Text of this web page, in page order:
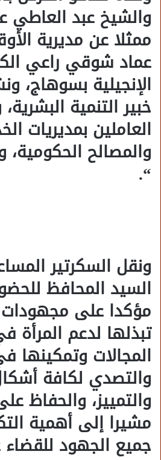
والشيخ عبد العاطي
ممثلا عن مديرية
عماد شوقي راعي
الإنجيلية بسوهاج،
خبير التنمية
العاملين بمديريات
والمصالح الحكومية،
“.
ونقل السكرتير
السيد المحافظ
مؤكدا على مجهودات
تبذلها لدعم
المجالات وتمكينها
والتصدي لكافة
والتمييز، والحفاظ
مشيرا إلى أهمية
جميع الجهود